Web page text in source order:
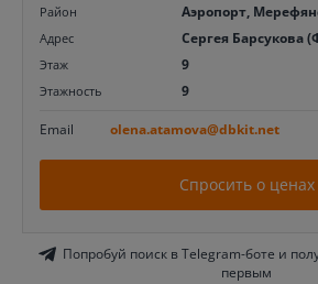
Район Аэропорт,
Адрес Сергея Барсукова
Этаж 9
Этажность 9
Email olena.atamova@dbkit.net
Спросить о ценах
Попробуй поиск в Telegram-боте и
первым